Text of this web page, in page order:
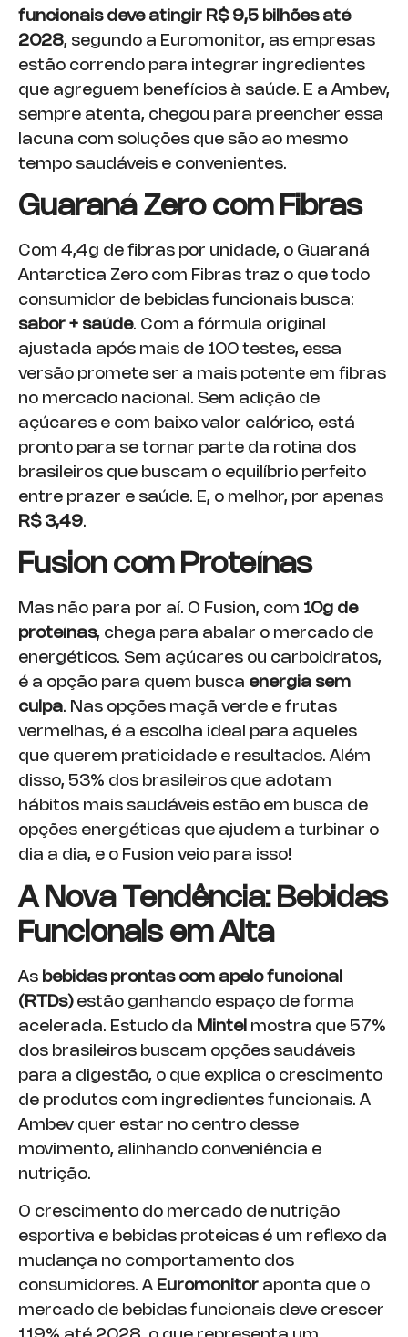
funcionais deve atingir R$ 9,5 bilhões até
2028, segundo a Euromonitor, as empresas
estão correndo para integrar ingredientes
que agreguem benefícios à saúde. E a Ambev,
sempre atenta, chegou para preencher essa
lacuna com soluções que são ao mesmo
tempo saudáveis e convenientes.
Guaraná Zero com Fibras
Com 4,4g de fibras por unidade, o Guaraná
Antarctica Zero com Fibras traz o que todo
consumidor de bebidas funcionais busca:
sabor + saúde. Com a fórmula original
ajustada após mais de 100 testes, essa
versão promete ser a mais potente em fibras
no mercado nacional. Sem adição de
açúcares e com baixo valor calórico, está
pronto para se tornar parte da rotina dos
brasileiros que buscam o equilíbrio perfeito
entre prazer e saúde. E, o melhor, por apenas
R$ 3,49.
Fusion com Proteínas
Mas não para por aí. O Fusion, com 10g de
proteínas, chega para abalar o mercado de
energéticos. Sem açúcares ou carboidratos,
é a opção para quem busca energia sem
culpa. Nas opções maçã verde e frutas
vermelhas, é a escolha ideal para aqueles
que querem praticidade e resultados. Além
disso, 53% dos brasileiros que adotam
hábitos mais saudáveis estão em busca de
opções energéticas que ajudem a turbinar o
dia a dia, e o Fusion veio para isso!
A Nova Tendência: Bebidas
Funcionais em Alta
As bebidas prontas com apelo funcional
(RTDs)estão ganhando espaço de forma
acelerada. Estudo da Mintel mostra que 57%
dos brasileiros buscam opções saudáveis
para a digestão, o que explica o crescimento
de produtos com ingredientes funcionais. A
Ambev quer estar no centro desse
movimento, alinhando conveniência e
nutrição.
O crescimento do mercado de nutrição
esportiva e bebidas proteicas é um reflexo da
mudança no comportamento dos
consumidores. A Euromonitor aponta que o
mercado de bebidas funcionais deve crescer